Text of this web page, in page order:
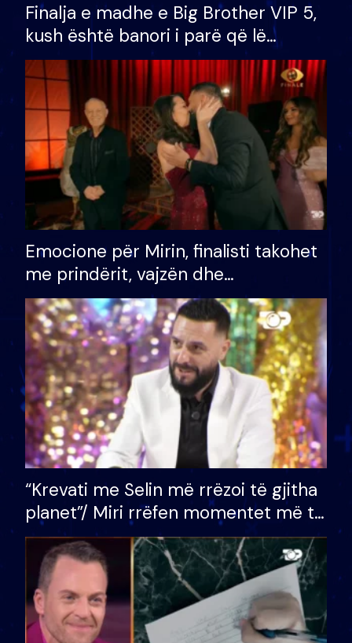
Finalja e madhe e Big Brother VIP 5,
kush është banori i parë që lë
shtëpinë dhe humb mundësinë për
të fituar çmimin e madh
Emocione për Mirin, finalisti takohet
me prindërit, vajzën dhe
bashkëshorten: S’kemi ndonjë letër
divorci apo jo?
“Krevati me Selin më rrëzoi të gjitha
planet”/ Miri rrëfen momentet më të
bukura në shtëpinë e BB VIP: Do më
mungojë zilja e mëngjesit kur…